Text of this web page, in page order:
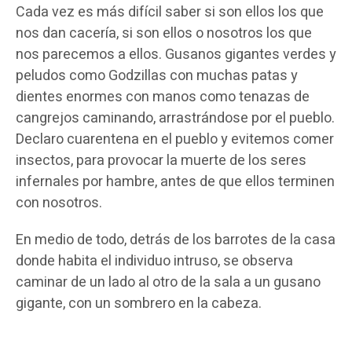
Cada vez es más difícil saber si son ellos los que
nos dan cacería, si son ellos o nosotros los que
nos parecemos a ellos. Gusanos gigantes verdes y
peludos como Godzillas con muchas patas y
dientes enormes con manos como tenazas de
cangrejos caminando, arrastrándose por el pueblo.
Declaro cuarentena en el pueblo y evitemos comer
insectos, para provocar la muerte de los seres
infernales por hambre, antes de que ellos terminen
con nosotros.
En medio de todo, detrás de los barrotes de la casa
donde habita el individuo intruso, se observa
caminar de un lado al otro de la sala a un gusano
gigante, con un sombrero en la cabeza.